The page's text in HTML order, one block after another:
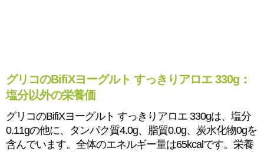
グリコのBifiXヨーグルト すっきりアロエ 330g：
塩分以外の栄養価
グリコのBifiXヨーグルト すっきりアロエ 330gは、塩分
0.11gの他に、タンパク質4.0g、脂質0.0g、炭水化物0gを
含んでいます。全体のエネルギー量は65kcalです。栄養